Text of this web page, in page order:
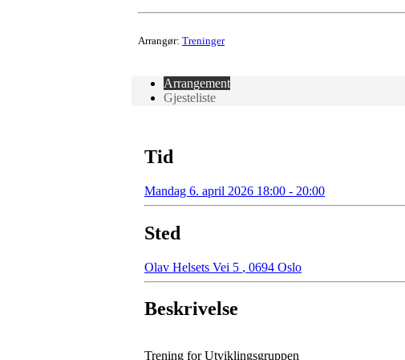
Arrangør: Treninger
Arrangement
Gjesteliste
Tid
Mandag 6. april 2026 18:00 - 20:00
Sted
Olav Helsets Vei 5 , 0694 Oslo
Beskrivelse
Trening for Utviklingsgruppen